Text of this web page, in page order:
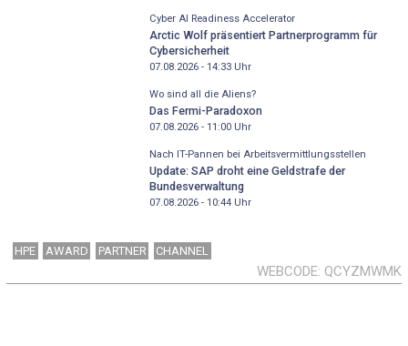
Cyber AI Readiness Accelerator
Arctic Wolf präsentiert Partnerprogramm für
Cybersicherheit
07.08.2026 - 14:33Uhr
Wo sind all die Aliens?
Das Fermi-Paradoxon
07.08.2026 - 11:00Uhr
Nach IT-Pannen bei Arbeitsvermittlungsstellen
Update: SAP droht eine Geldstrafe der
Bundesverwaltung
07.08.2026 - 10:44Uhr
HPE AWARD PARTNER CHANNEL
WEBCODE QCYZMWMK